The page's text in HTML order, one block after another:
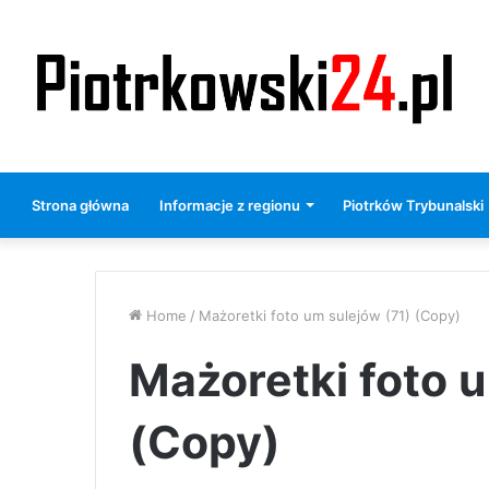
Strona główna Informacje z regionu Piotrków Trybunalski
Home / Mażoretki foto um sulejów (71) (Copy)
Mażoretki foto
(Copy)